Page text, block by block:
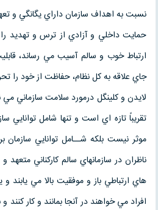
نسبت به اهداف سازمان داراي يگانگي و
حمايت داخلي و آزادي از ترس و تهديد را
ارتباط خوب و سالم آسيب مي رساند،
جاي علاقه به كل نظام، حفاظت از خود را
لايدن و كلينگل درمورد سلامت سازماني
تقريباً تازه اي است و تنها شامل توانايي
موثر نيست بلكه شــامل توانايي سازمان
ناظران در سازمانهاي سالم كاركناني متعهد
هاي ارتباطي باز و موفقيت بالا مي
افراد مي خواهند در آنجا بمانند و كار كنند